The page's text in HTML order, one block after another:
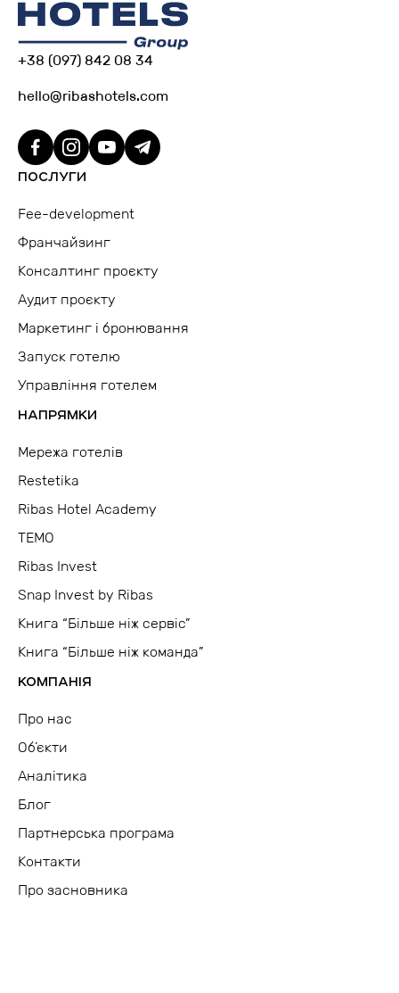
ПОСЛУГИ
Fee-development
Франчайзинг
Консалтинг проєкту
Аудит проєкту
Маркетинг і бронювання
Запуск готелю
Управління готелем
НАПРЯМКИ
Мережа готелів
Restetika
Ribas Hotel Academy
TEMO
Ribas Invest
Snap Invest by Ribas
Книга “Більше ніж сервіс”
Книга “Більше ніж команда”
КОМПАНІЯ
Про нас
Об’єкти
Аналітика
Блог
Партнерська програма
Контакти
Про засновника
+38 (097) 842 08 34
hello@ribashotels.com